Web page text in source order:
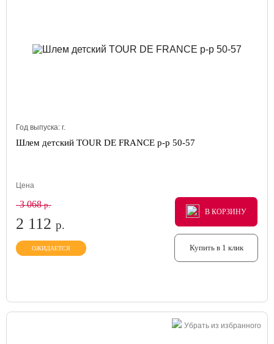
Год выпуска: г.
Шлем детский TOUR DE FRANCE р-р 50-57
Цена
3 068р.
2 112 р.
ОЖИДАЕТСЯ
В КОРЗИНУ
В КОРЗИНУ
В КОРЗИНУ
Купить в 1 клик
Убрать из избранного